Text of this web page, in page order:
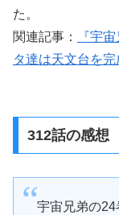
た。
関連記事：
『宇
タ達は天文台を完
312話の感想
宇宙兄弟の